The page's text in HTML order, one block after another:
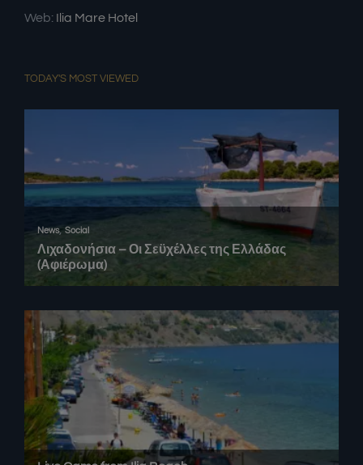
Web: Ilia Mare Hotel
TODAY'S MOST VIEWED